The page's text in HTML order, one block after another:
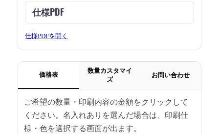
仕様PDF
仕様PDFを開く
価格表
数量カスタマイ
ズ
お問い合わせ
ご希望の数量・印刷内容の金額をクリックして
ください。名入れありを選んだ場合は、印刷仕
様・色を選択する画面が出ます。